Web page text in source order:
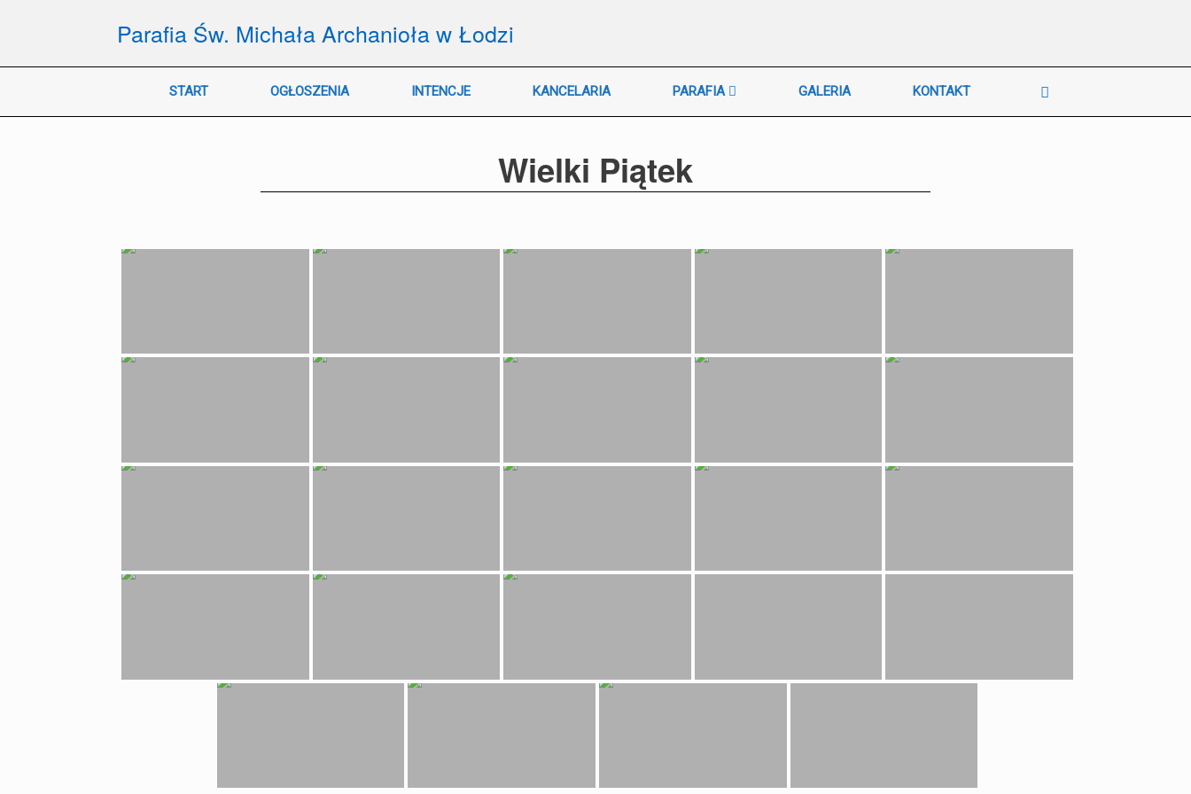
Parafia Św. Michała Archanioła w Łodzi
START OGŁOSZENIA INTENCJE KANCELARIA PARAFIA GALERIA KONTAKT
Wielki Piątek